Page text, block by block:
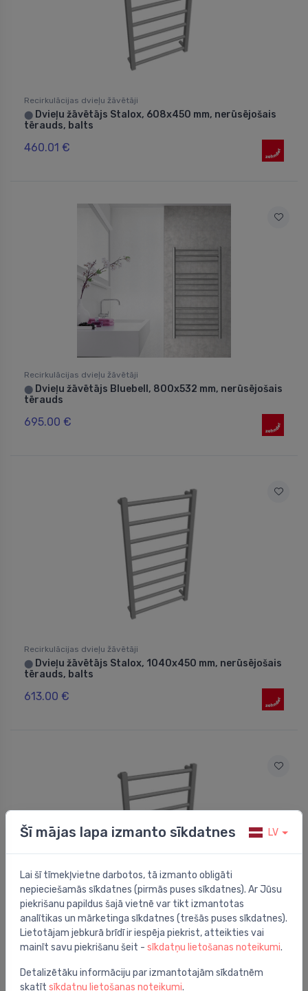
Recirkulācijas dvieļu žāvētāji
⬤ Dvieļu žāvētājs Stalox, 608x450 mm, nerūsējošais
tērauds, balts
460.01 €
Recirkulācijas dvieļu žāvētāji
⬤ Dvieļu žāvētājs Bluebell, 800x532 mm, nerūsējošais
tērauds
695.00 €
Recirkulācijas dvieļu žāvētāji
⬤ Dvieļu žāvētājs Stalox, 1040x450 mm, nerūsējošais
tērauds, balts
613.00 €
Recirkulācijas dvieļu žāvētāji
⬤ Dvieļu žāvētājs Stalox, 1040x450 mm, spīdīgs
nerūsējošais tērauds
887.99 €
Šī mājas lapa izmanto sīkdatnes LV
Lai šī tīmekļvietne darbotos, tā izmanto obligāti
nepieciešamās sīkdatnes (pirmās puses sīkdatnes). Ar Jūsu
piekrišanu papildus šajā vietnē var tikt izmantotas
analītikas un mārketinga sīkdatnes (trešās puses sīkdatnes).
Lietotājam jebkurā brīdī ir iespēja piekrist, atteikties vai
mainīt savu piekrišanu šeit - sīkdatņu lietošanas noteikumi.
Detalizētāku informāciju par izmantotajām sīkdatnēm
skatīt sīkdatņu lietošanas noteikumi.